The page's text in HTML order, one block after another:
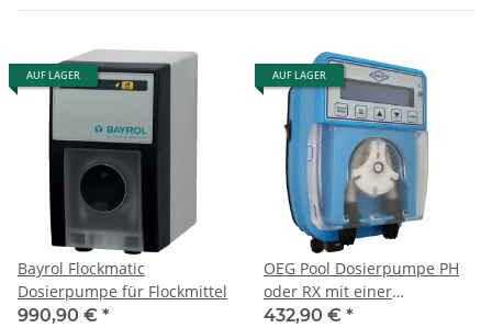
AUF LAGER
Bayrol Flockmatic
Dosierpumpe für Flockmittel
990,90 € *
AUF LAGER
OEG Pool Dosierpumpe PH
oder RX mit einer
Fördermenge von 12 l/h
432,90 € *